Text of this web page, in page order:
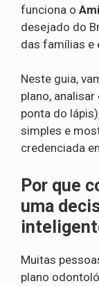
funciona o
desejado do
das famílias e
Neste guia,
plano,
ponta do
simples e
credenciada
Por que
uma
Muitas
plano